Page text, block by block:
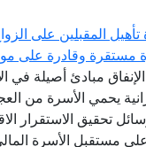
المقبلين على
مستقرة وقادرة على
الإنفاق مبادئ أصيلة
يحمي الأسرة من
تحقيق الاستقرار
مستقبل الأسرة